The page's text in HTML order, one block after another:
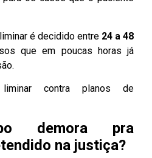
é decidido entre 24 a 48
que em poucas horas já
contra planos de
demora pra
na justiça?